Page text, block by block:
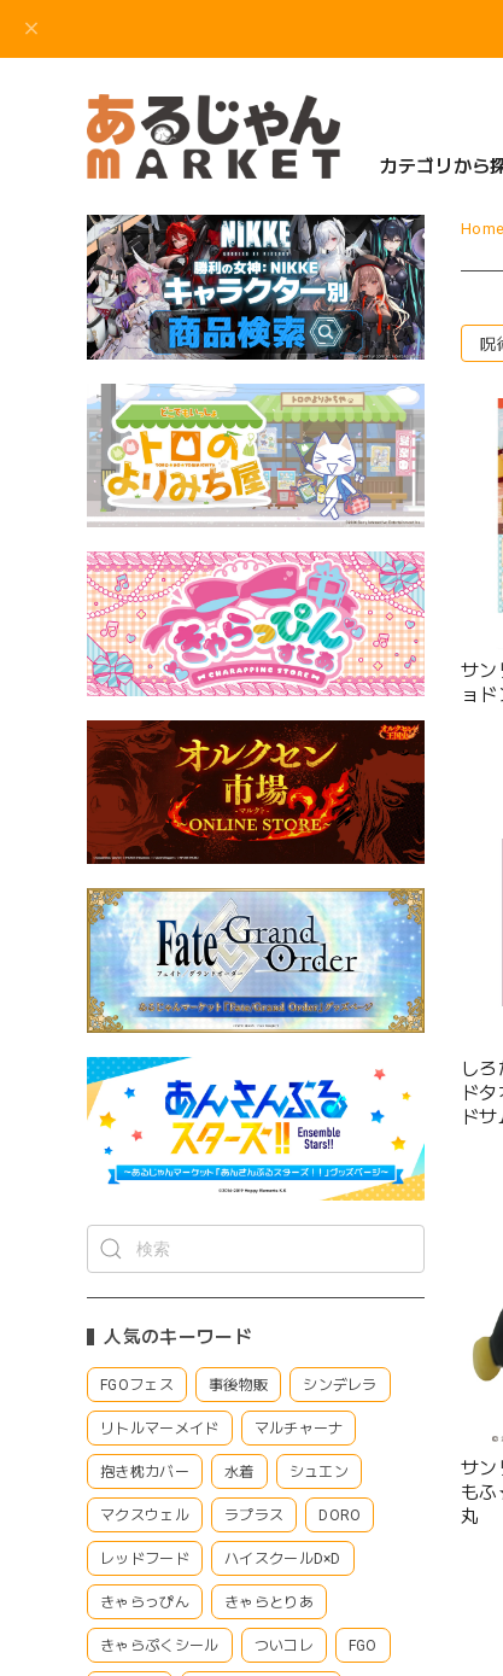
カテゴリから
人気のキーワード
FGOフェス 事後物販 シンデレラ
リトルマーメイド マルチャーナ
抱き枕カバー 水着 シュエン
マクスウェル ラプラス DORO
レッドフード ハイスクールD×D
きゃらっぴん きゃらとりあ
きゃらぷくシール ついコレ FGO
Home
呪
サン
ョド
し
ド
ドサ
サン
も
丸